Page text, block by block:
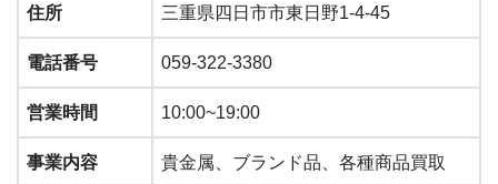
住所 三重県四日市市東日野1-4-45
電話番号 059-322-3380
営業時間 10:00~19:00
事業内容 貴金属、ブランド品、各種商品買取